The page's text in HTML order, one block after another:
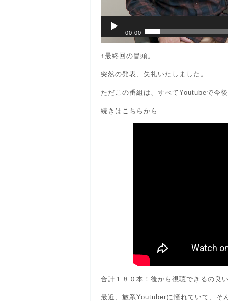
00:00
↑最終回の冒頭。
突然の発表、失礼いたしました。
ただこの番組は、すべてYoutubeで今後
続きはこちらから…
合計１８０本！後から視聴できるの良
最近、旅系Youtuberに憧れていて、そ